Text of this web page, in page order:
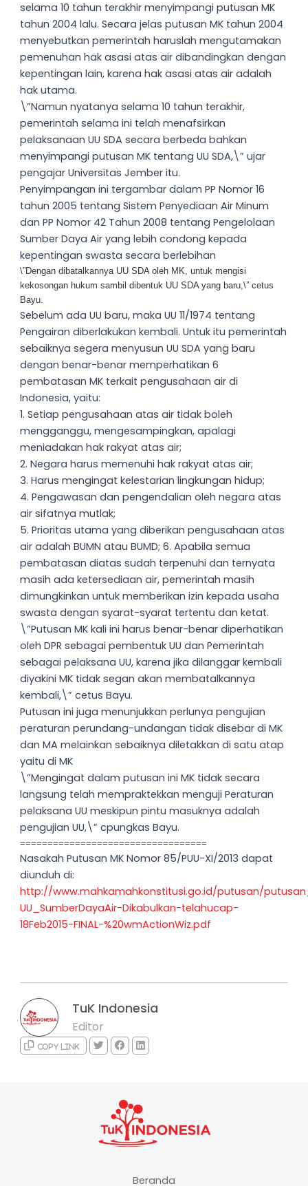
selama 10 tahun terakhir menyimpangi putusan MK
tahun 2004 lalu. Secara jelas putusan MK tahun 2004
menyebutkan pemerintah haruslah mengutamakan
pemenuhan hak asasi atas air dibandingkan dengan
kepentingan lain, karena hak asasi atas air adalah
hak utama.
\”Namun nyatanya selama 10 tahun terakhir,
pemerintah selama ini telah menafsirkan
pelaksanaan UU SDA secara berbeda bahkan
menyimpangi putusan MK tentang UU SDA,\” ujar
pengajar Universitas Jember itu.
Penyimpangan ini tergambar dalam PP Nomor 16
tahun 2005 tentang Sistem Penyediaan Air Minum
dan PP Nomor 42 Tahun 2008 tentang Pengelolaan
Sumber Daya Air yang lebih condong kepada
kepentingan swasta secara berlebihan
\”Dengan dibatalkannya UU SDA oleh MK, untuk mengisi
kekosongan hukum sambil dibentuk UU SDA yang baru,\” cetus
Bayu.
Sebelum ada UU baru, maka UU 11/1974 tentang
Pengairan diberlakukan kembali. Untuk itu pemerintah
sebaiknya segera menyusun UU SDA yang baru
dengan benar-benar memperhatikan 6
pembatasan MK terkait pengusahaan air di
Indonesia, yaitu:
1. Setiap pengusahaan atas air tidak boleh
mengganggu, mengesampingkan, apalagi
meniadakan hak rakyat atas air;
2. Negara harus memenuhi hak rakyat atas air;
3. Harus mengingat kelestarian lingkungan hidup;
4. Pengawasan dan pengendalian oleh negara atas
air sifatnya mutlak;
5. Prioritas utama yang diberikan pengusahaan atas
air adalah BUMN atau BUMD; 6. Apabila semua
pembatasan diatas sudah terpenuhi dan ternyata
masih ada ketersediaan air, pemerintah masih
dimungkinkan untuk memberikan izin kepada usaha
swasta dengan syarat-syarat tertentu dan ketat.
\”Putusan MK kali ini harus benar-benar diperhatikan
oleh DPR sebagai pembentuk UU dan Pemerintah
sebagai pelaksana UU, karena jika dilanggar kembali
diyakini MK tidak segan akan membatalkannya
kembali,\” cetus Bayu.
Putusan ini juga menunjukkan perlunya pengujian
peraturan perundang-undangan tidak disebar di MK
dan MA melainkan sebaiknya diletakkan di satu atap
yaitu di MK
\”Mengingat dalam putusan ini MK tidak secara
langsung telah mempraktekkan menguji Peraturan
pelaksana UU meskipun pintu masuknya adalah
pengujian UU,\” cpungkas Bayu.
==================================
Nasakah Putusan MK Nomor 85/PUU-XI/2013 dapat
diunduh di:
http://www.mahkamahkonstitusi.go.id/putusan/
UU_SumberDayaAir-Dikabulkan-telahucap-
18Feb2015-FINAL-%20wmActionWiz.pdf
TuK Indonesia
Editor
Copy link
Beranda